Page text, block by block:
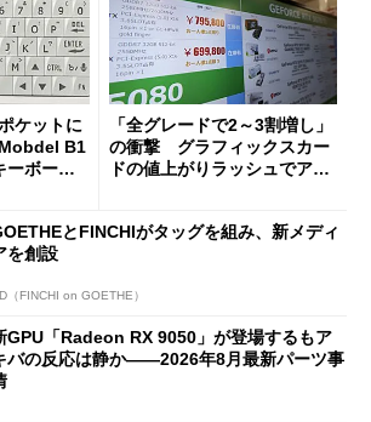
ケットに
B1
ーボー
「全グレードで2～3割増し」
の衝撃 グラフィックスカー
ドの値上がりラッシュでアキ
とFINCHIがタッグを組み、新メディ
を創設
（FINCHI on GOETHE）
GPU「Radeon RX 9050」が登場するもア
バの反応は静か――2026年8月最新パーツ事